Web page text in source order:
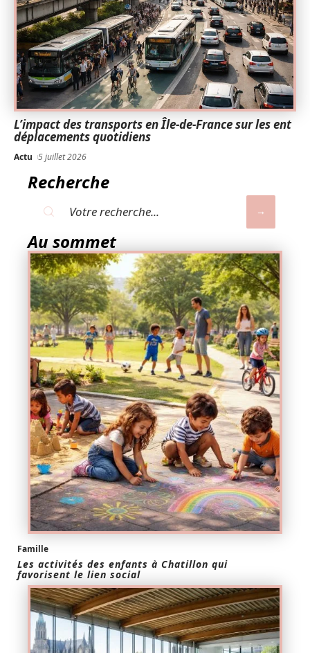
L’impact des transports en Île-de-France sur les ent
déplacements quotidiens
Actu 5 juillet 2026
Recherche
Au sommet
Famille
Les activités des enfants à Chatillon qui
favorisent le lien social